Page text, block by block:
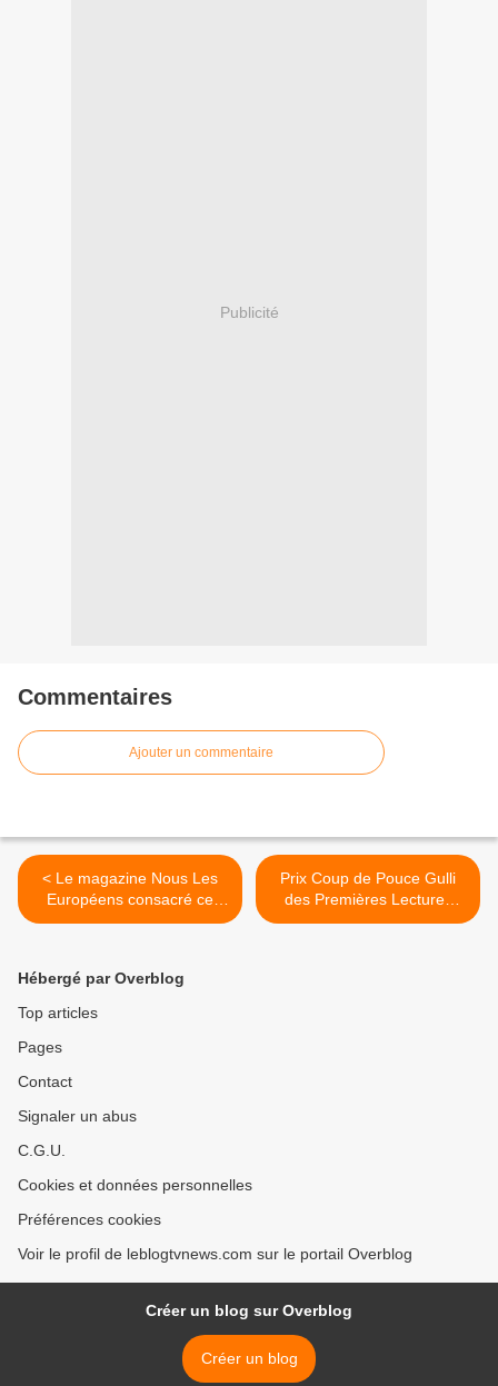
Publicité
Commentaires
Ajouter un commentaire
< Le magazine Nous Les
Européens consacré ce
dimanche à l'aviation de
Prix Coup de Pouce Gulli
des Premières Lectures
pour le livre « Le grand
Hébergé par Overblog
Top articles
Pages
Contact
Signaler un abus
C.G.U.
Cookies et données personnelles
Préférences cookies
Voir le profil de leblogtvnews.com sur le portail Overblog
Créer un blog sur Overblog
Créer un blog